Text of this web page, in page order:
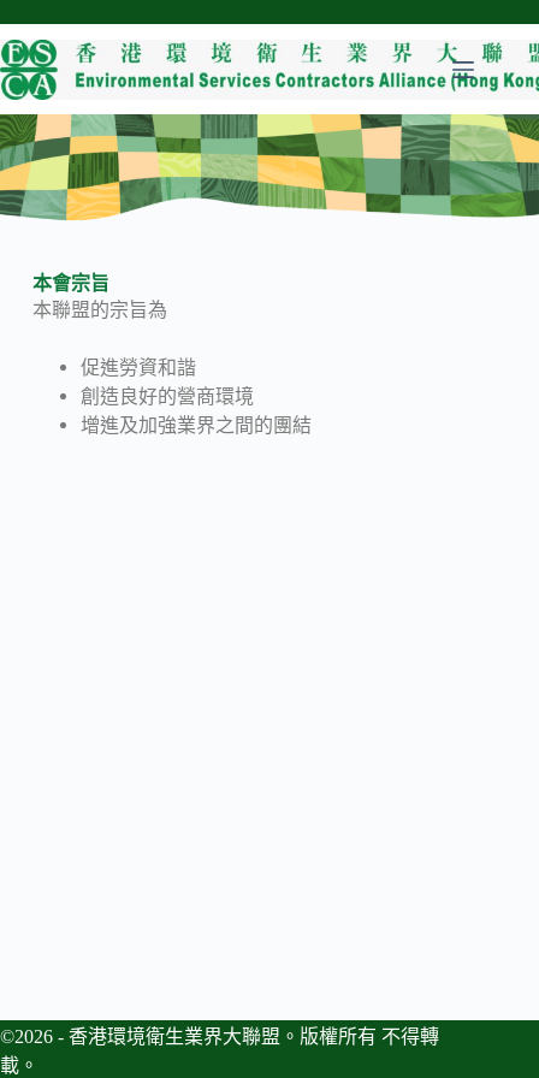
本會宗旨
本聯盟的宗旨為
促進勞資和諧
創造良好的營商環境
增進及加強業界之間的團結
©2026 - 香港環境衛生業界大聯盟。版權所有 不得轉
載。